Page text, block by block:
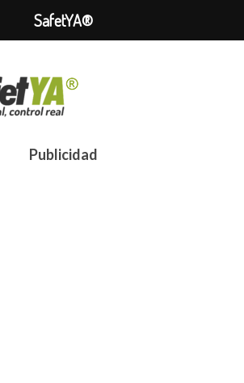
Publicidad
SafetYA®